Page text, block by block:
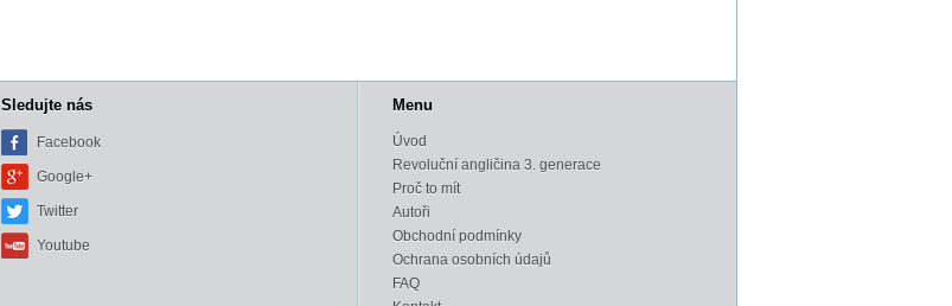
Sledujte nás
Facebook
Google+
Twitter
Youtube
Menu
Úvod
Revoluční angličina 3. generace
Proč to mít
Autoři
Obchodní podmínky
Ochrana osobních údajů
FAQ